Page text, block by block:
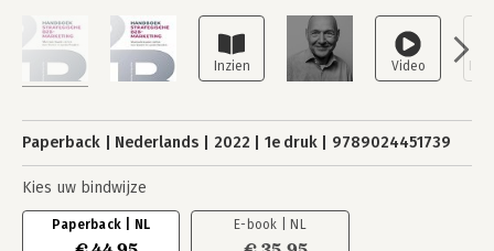
Paperback Nederlands 2022 1e druk 9789024451739
Kies uw bindwijze
Paperback | NL E-book | NL